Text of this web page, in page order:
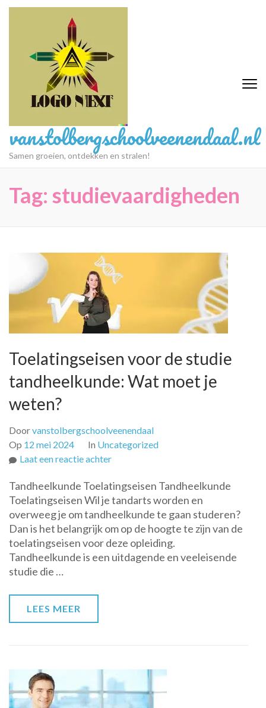
Ga
vanstolbergschoolveenendaal.nl
Samen groeien, ontdekken en stralen!
Tag: studievaardigheden
Toelatingseisen voor de studie
tandheelkunde: Wat moet je
weten?
Doorvanstolbergschoolveenendaal
Op 12 mei 2024 In Uncategorized
Laat een reactie achterop
voor
de
studie
tandheelkunde:
Wat
moet
Tandheelkunde Toelatingseisen Tandheelkunde
Toelatingseisen Wil je tandarts worden en
overweeg je om tandheelkunde te gaan studeren?
Dan is het belangrijk om op de hoogte te zijn van de
toelatingseisen voor deze opleiding.
Tandheelkunde is een uitdagende en veeleisende
studie die …
LEES MEER